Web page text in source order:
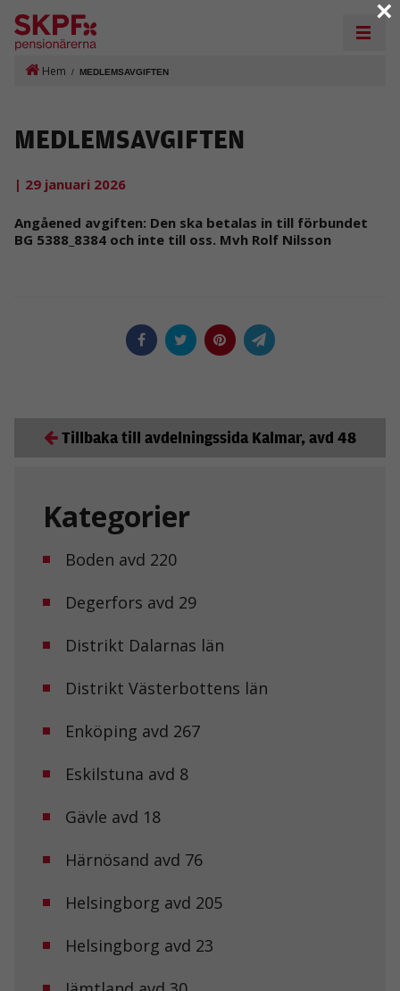
Hem / MEDLEMSAVGIFTEN
Tillbaka till avdelningssida Kalmar, avd 48
Kategorier
Boden avd 220
Degerfors avd 29
Distrikt Dalarnas län
Distrikt Västerbottens län
Enköping avd 267
Eskilstuna avd 8
Gävle avd 18
Härnösand avd 76
Helsingborg avd 205
Helsingborg avd 23
MEDLEMSAVGIFTEN
| 29 januari 2026
Angåened avgiften: Den ska betalas in till förbundet
BG 5388_8384 och inte till oss. Mvh Rolf Nilsson
×